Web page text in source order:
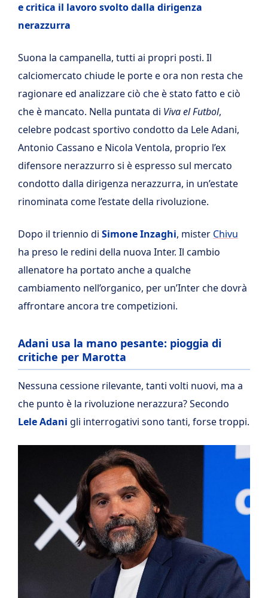
e critica il lavoro svolto dalla dirigenza
nerazzurra
Suona la campanella, tutti ai propri posti. Il
calciomercato chiude le porte e ora non resta che
ragionare ed analizzare ciò che è stato fatto e ciò
che è mancato. Nella puntata di Viva el Futbol,
celebre podcast sportivo condotto da Lele Adani,
Antonio Cassano e Nicola Ventola, proprio l’ex
difensore nerazzurro si è espresso sul mercato
condotto dalla dirigenza nerazzurra, in un’estate
rinominata come l’estate della rivoluzione.
Dopo il triennio di Simone Inzaghi, mister Chivu
ha preso le redini della nuova Inter. Il cambio
allenatore ha portato anche a qualche
cambiamento nell’organico, per un’Inter che dovrà
affrontare ancora tre competizioni.
Adani usa la mano pesante: pioggia di
critiche per Marotta
Nessuna cessione rilevante, tanti volti nuovi, ma a
che punto è la rivoluzione nerazzura? Secondo
Lele Adani gli interrogativi sono tanti, forse troppi.